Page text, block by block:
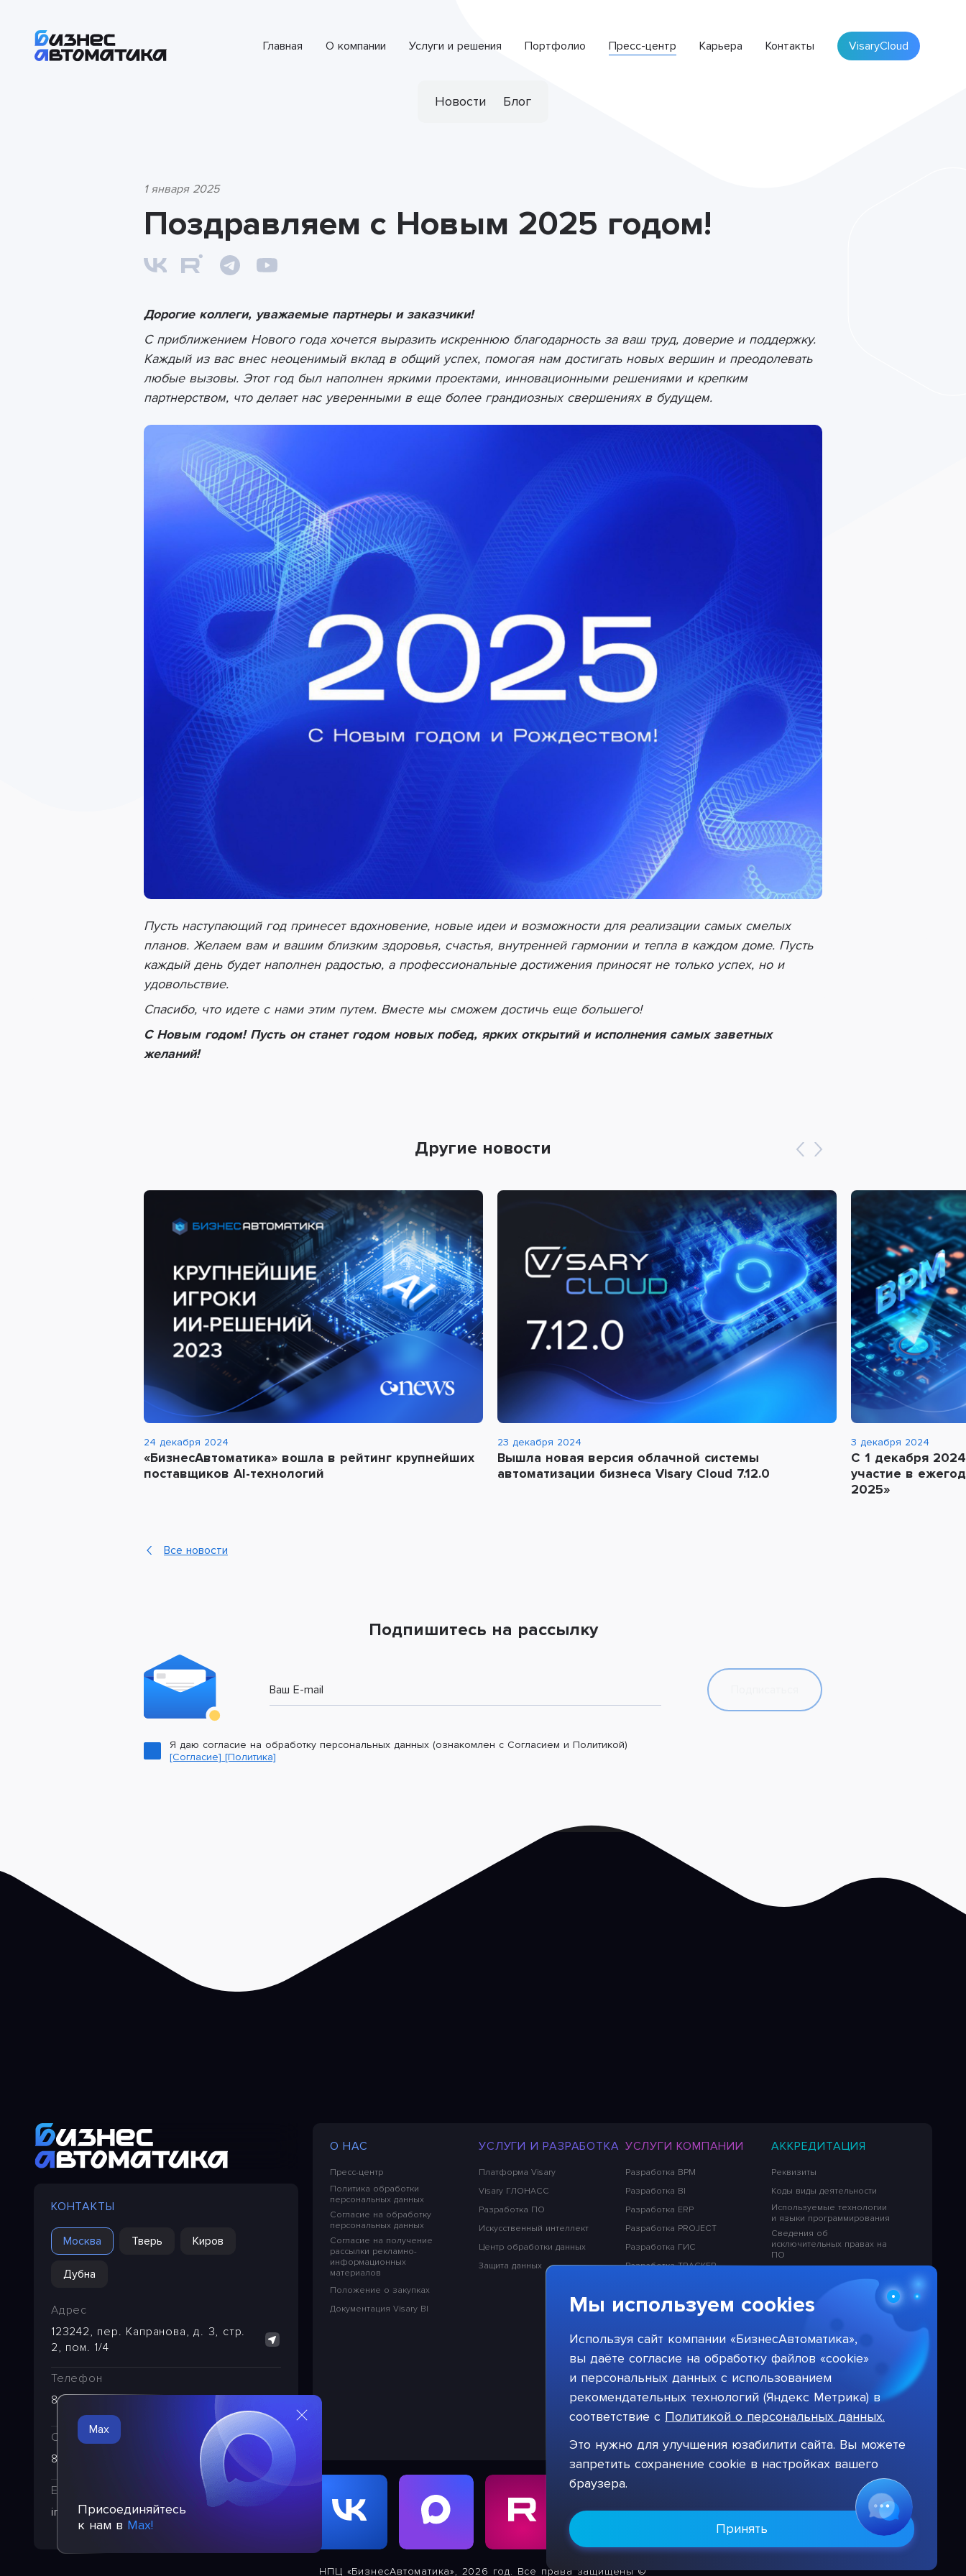
Главная О компании Услуги и решения Портфолио Пресс-центр Карьера Контакты VisaryCloud
Новости Блог
1 января 2025
Поздравляем с Новым 2025 годом!
Дорогие коллеги, уважаемые партнеры и заказчики!
С приближением Нового года хочется выразить искреннюю благодарность за ваш труд, доверие и поддержку.
Каждый из вас внес неоценимый вклад в общий успех, помогая нам достигать новых вершин и преодолевать
любые вызовы. Этот год был наполнен яркими проектами, инновационными решениями и крепким
партнерством, что делает нас уверенными в еще более грандиозных свершениях в будущем.
Пусть наступающий год принесет вдохновение, новые идеи и возможности для реализации самых смелых
планов. Желаем вам и вашим близким здоровья, счастья, внутренней гармонии и тепла в каждом доме. Пусть
каждый день будет наполнен радостью, а профессиональные достижения приносят не только успех, но и
удовольствие.
Спасибо, что идете с нами этим путем. Вместе мы сможем достичь еще большего!
С Новым годом! Пусть он станет годом новых побед, ярких открытий и исполнения самых заветных
желаний!
Другие новости
24 декабря 2024
«БизнесАвтоматика» вошла в рейтинг крупнейших
поставщиков AI-технологий
23 декабря 2024
Вышла новая версия облачной системы
автоматизации бизнеса Visary Cloud 7.12.0
3 декабря 2024
С 1 декабря
участие в
2025»
Все новости
Подпишитесь на рассылку
Ваш E-mail
Я даю согласие на обработку персональных данных (ознакомлен с Согласием и Политикой)
[Согласие] [Политика]
КОНТАКТЫ
Москва Тверь Киров
Дубна
Адрес
123242, пер. Капранова, д. 3, стр.
2, пом. 1/4
Телефон
8 (495) 221-29-65
Служба техподдержки
8 (495) 249-24-39
E-mail
info@pba.su
О НАС
Пресс-центр
Политика обработки
персональных данных
Согласие на обработку
персональных данных
Согласие на получение
рассылки рекламно-
информационных
материалов
Положение о закупках
Документация Visary BI
УСЛУГИ И РАЗРАБОТКА
Платформа Visary
Visary ГЛОНАСС
Разработка ПО
Искусственный интеллект
Центр обработки данных
Защита данных
УСЛУГИ КОМПАНИИ
Разработка BPM
Разработка BI
Разработка ERP
Разработка PROJECT
Разработка ГИС
Разработка TRACKER
Разработка CMS
Разработка DWH
АККРЕДИТАЦИЯ
Реквизиты
Коды виды деятельности
Используемые технологии
и языки программирования
Сведения об
исключительных правах на
ПО
отношении решений НПЦ
Тарифы на услуги компании
Цифровая система для автоматизации бизнеса
НПЦ «БизнесАвтоматика», 2026 год. Все права защищены ©
Max
Присоединяйтесь
к нам в Max!
Мы используем cookies
Используя сайт компании «БизнесАвтоматика»,
вы даёте согласие на обработку файлов «cookie»
и персональных данных с использованием
рекомендательных технологий (Яндекс Метрика) в
соответствие с Политикой о персональных данных.
Это нужно для улучшения юзабилити сайта. Вы можете
запретить сохранение cookie в настройках вашего
браузера.
Принять